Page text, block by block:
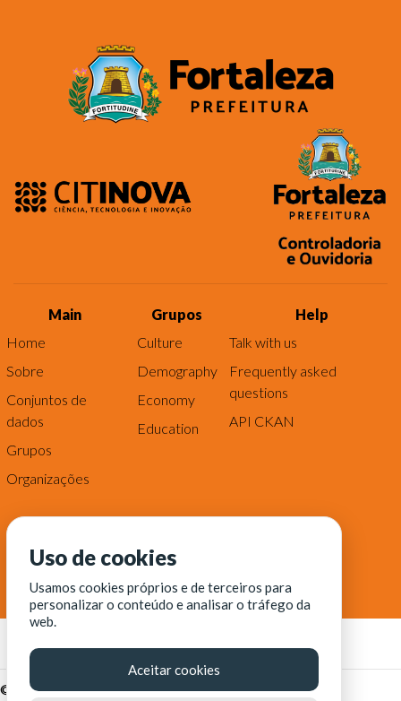
Main
Home
Sobre
Conjuntos de
dados
Grupos
Organizações
Grupos
Culture
Demography
Economy
Education
Help
Talk with us
Frequently asked
questions
API CKAN
© Fortaleza Digital || CITINOVA - Fundação de Ciência,
Uso de cookies
Usamos cookies próprios e de terceiros para
personalizar o conteúdo e analisar o tráfego da
web.
Aceitar cookies